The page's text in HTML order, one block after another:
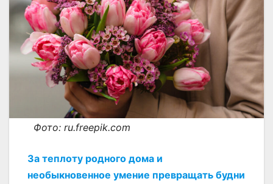
Фото: ru.freepik.com
За теплоту родного дома и
необыкновенное умение превращать будни